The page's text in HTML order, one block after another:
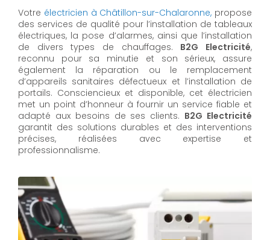
Votre électricien à Châtillon-sur-Chalaronne, propose
des services de qualité pour l’installation de tableaux
électriques, la pose d’alarmes, ainsi que l’installation
de divers types de chauffages. B2G Electricité,
reconnu pour sa minutie et son sérieux, assure
également la réparation ou le remplacement
d’appareils sanitaires défectueux et l’installation de
portails. Consciencieux et disponible, cet électricien
met un point d’honneur à fournir un service fiable et
adapté aux besoins de ses clients. B2G Electricité
garantit des solutions durables et des interventions
précises, réalisées avec expertise et
professionnalisme.